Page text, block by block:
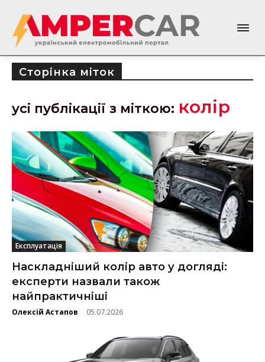
Сторінка міток
усі публікації з міткою: колір
Експлуатація
Наскладніший колір авто у догляді:
експерти назвали також
найпрактичніші
Олексій Астапов - 05.07.2026